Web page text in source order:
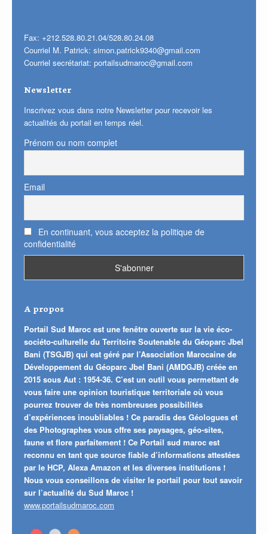
Fax: +212.528.80.21.04/528.80.24.08
Courriel M. Patrick: simon.patrick9340@gmail.com
Courriel secrétariat: portailsudmaroc@gmail.com
Newsletter
Inscrivez vous dans notre Newsletter pour recevoir les
actualités du portail en temps réel.
Prénom ou nom complet
Email
En continuant, vous acceptez la politique de
confidentialité
A propos
Portail Sud Maroc est une fenêtre ouverte sur la vie éco-
sociéto-culturelle du Territoire Soutenable du Géoparc Jbel
Bani (TSGJB) qui est géré par l’Association Marocaine de
Développement du Géoparc Jbel Bani (AMDGJB) créée en
2015 sous Aut : 1954-36. C’est un outil vous permettant de
vous faire une opinion touristique territoriale où vous
pourrez trouver de très nombreuses possibilités
d’expériences inoubliables ! Ce paradis des Géologues et
des Photographes vous offre ses paysages, géo-sites,
faune et flore parfaitement ! Ce Portail sud maroc est
reconnu en tant que source fiable d’informations attestées
par le HCP, Alexa Amazon et les diverses institutions !
Nous vous conseillons de visiter le portail pour tout savoir
sur l’actualité du Sud Maroc !
www.portailsudmaroc.com